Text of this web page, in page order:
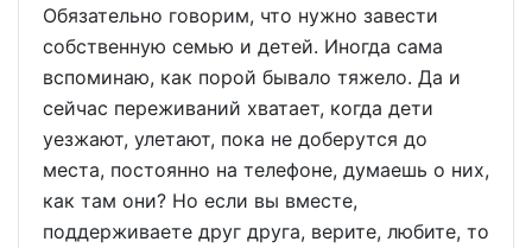
Обязательно говорим, что нужно завести
собственную семью и детей. Иногда сама
вспоминаю, как порой бывало тяжело. Да и
сейчас переживаний хватает, когда дети
уезжают, улетают, пока не доберутся до
места, постоянно на телефоне, думаешь о них,
как там они? Но если вы вместе,
поддерживаете друг друга, верите, любите, то